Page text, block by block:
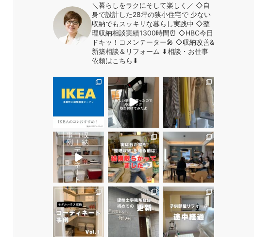
＼暮らしをラクにそして楽しく／ ◇自
身で設計した28坪の狭小住宅で 少ない
収納でもスッキリな暮らし実践中 ◇整
理収納相談実績1300時間⏰ ◇HBC今日
ドキッ！コメンテーター🎤 ◇収納改善&
新築相談＆リフォーム ⬇︎相談・お仕事
依頼はこちら⬇︎